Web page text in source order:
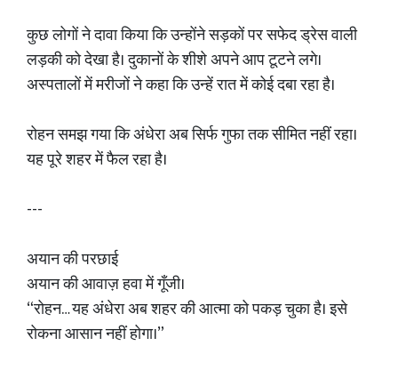
कुछ लोगों ने दावा किया कि उन्होंने सड़कों पर सफेद ड्रेस वाली
लड़की को देखा है। दुकानों के शीशे अपने आप टूटने लगे।
अस्पतालों में मरीजों ने कहा कि उन्हें रात में कोई दबा रहा है।
रोहन समझ गया कि अंधेरा अब सिर्फ गुफा तक सीमित नहीं रहा।
यह पूरे शहर में फैल रहा है।
---
अयान की परछाई
अयान की आवाज़ हवा में गूँजी।
“रोहन… यह अंधेरा अब शहर की आत्मा को पकड़ चुका है। इसे
रोकना आसान नहीं होगा।”